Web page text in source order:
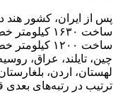
پس از ایران،‌ کشور هند
ساخت ۱۶۳۰
ساخت ۱۲۰۰
چین، تایلند، عراق،
لهستان، اردن، بلغارستان،
ترتیب در رتبه‌های بعدی